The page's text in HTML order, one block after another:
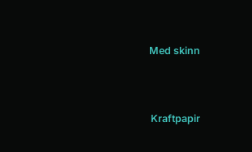
Med skinn
Kraftpapir